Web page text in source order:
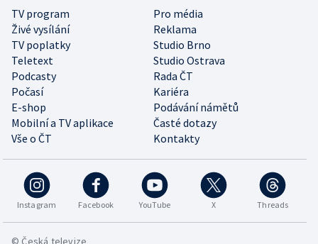
TV program
Pro média
Živé vysílání
Reklama
TV poplatky
Studio Brno
Teletext
Studio Ostrava
Podcasty
Rada ČT
Počasí
Kariéra
E-shop
Podávání námětů
Mobilní a TV aplikace
Časté dotazy
Vše o ČT
Kontakty
Instagram Facebook YouTube X Threads
© Česká televize